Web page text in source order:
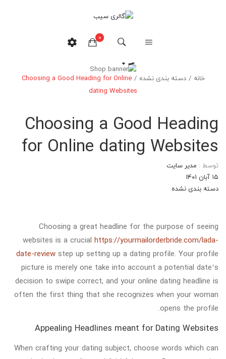
0
هیچ محصولی در سبدخرید نیست.
وبلاگ
خانه / دسته بندی نشده /
Choosing a Good Heading for Online
dating Websites
Choosing a Good Heading
for Online dating Websites
توسط : مدیر سایت
۱۵ آبان ۱۴۰۱
دسته بندی نشده
Choosing a great headline for the purpose of seeing
websites is a crucial https://yourmailorderbride.com/lada-
date-reviewstep up setting up a dating profile. Your profile
picture is merely one take into account a potential date’s
decision to swipe correct, and your online dating headline is
often the first thing that she recognizes when your woman
opens the profile.
Appealing Headlines meant for Dating Websites
When crafting your dating subject, choose words which can